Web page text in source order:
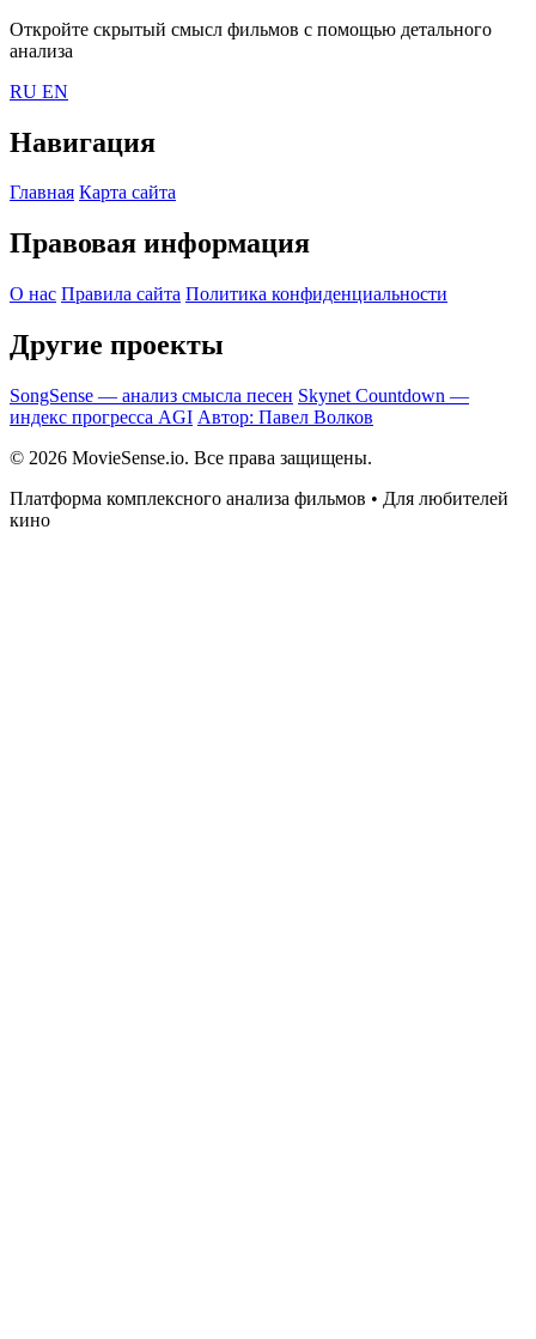
Откройте скрытый смысл фильмов с помощью детального
анализа
RU EN
Навигация
Главная Карта сайта
Правовая информация
О нас Правила сайта Политика конфиденциальности
Другие проекты
SongSense — анализ смысла песен Skynet Countdown —
индекс прогресса AGI Автор: Павел Волков
© 2026 MovieSense.io. Все права защищены.
Платформа комплексного анализа фильмов • Для любителей
кино